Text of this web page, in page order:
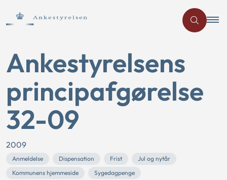
Ankestyrelsens
principafgørelse
32-09
2009
Anmeldelse Dispensation Frist
Jul og nytår
Kommunens hjemmeside
Sygedagpenge